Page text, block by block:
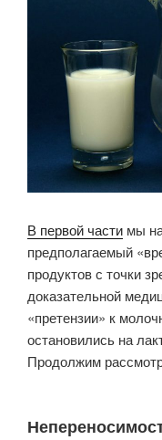
В первой части мы
предполагаемый
продуктов с точки
доказательной
«претензии» к
остановились на
Продолжим